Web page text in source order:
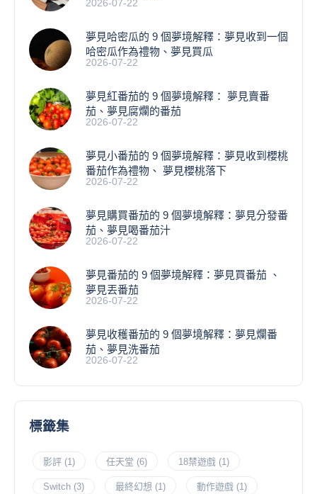
2026-07-22
夢見哈密瓜的 9 個夢境解釋：夢見收到一個
哈密瓜作為禮物、夢見買瓜
2026-07-22
夢見紅番茄的 9 個夢境解釋： 夢見賣番
茄、夢見腐爛的番茄
2026-07-22
​夢見小番茄的 9 個夢境解釋：夢見收到櫻桃
番茄作為禮物、 夢見櫻桃落下
2026-07-22
夢見購買番茄的 9 個夢境解釋：夢見分發番
茄、夢見喝番茄汁
2026-07-22
夢見番茄的 9 個夢境解釋：夢見買番茄 、
夢見丟番茄
2026-07-22
夢見收穫番茄的 9 個夢境解釋：夢見爛番
茄、夢見洗番茄
2026-07-22
標籤集
影評 (1) 任天堂 (6) 18禁遊戲 (1)
Switch (3) 最終幻想 (1) 動作遊戲 (1)